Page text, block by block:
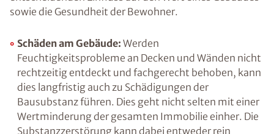
der Raumluft beeinträchtigt nicht nur unser
entscheidenden Einfluss auf den Wert eines
Gebäudes sowie die Gesundheit der Bewohner.
Schäden am Gebäude:Werden
Feuchtigkeitsprobleme an Decken und
Wänden nicht rechtzeitig entdeckt und
fachgerecht behoben, kann dies langfristig